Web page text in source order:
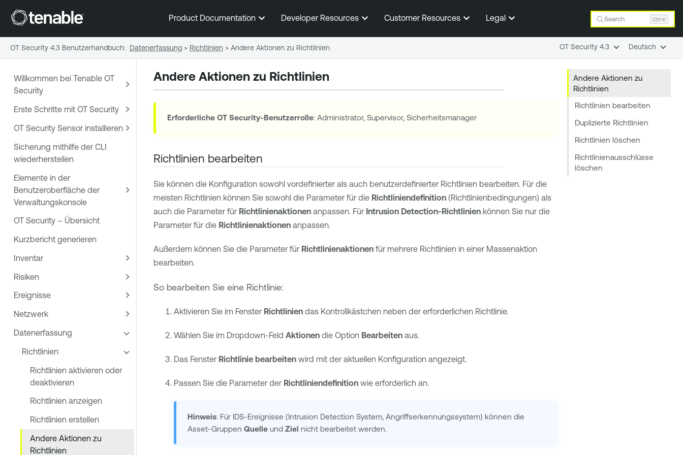
Zum Hauptinhalt springen
Product Documentation Developer Resources Customer Resources Legal Search Ctrl K
Willkommen bei Tenable OT
Security
Erste Schritte mit OT Security
OT Security Sensor installieren
Sicherung mithilfe der CLI
wiederherstellen
Elemente in der
Benutzeroberfläche der
Verwaltungskonsole
OT Security – Übersicht
Kurzbericht generieren
Inventar
Risiken
Ereignisse
Netzwerk
Datenerfassung
Richtlinien
Richtlinien aktivieren oder
deaktivieren
Richtlinien anzeigen
Richtlinien erstellen
Andere Aktionen zu
Richtlinien
Andere Aktionen zu
Richtlinien
Richtlinien bearbeiten
Duplizierte Richtlinien
Richtlinien löschen
Richtlinienausschlüsse
löschen
Andere Aktionen zu Richtlinien
ErforderlicheOT Security-Benutzerrolle: Administrator, Supervisor, Sicherheitsmanager
Richtlinien bearbeiten
Sie können die Konfiguration sowohl vordefinierter als auch benutzerdefinierter Richtlinien bearbeiten. Für die
meisten Richtlinien können Sie sowohl die Parameter für die Richtliniendefinition(Richtlinienbedingungen) als
auch die Parameter für Richtlinienaktionenanpassen. Für Intrusion Detection-Richtlinienkönnen Sie nur die
Parameter für die Richtlinienaktionenanpassen.
Außerdem können Sie die Parameter für Richtlinienaktionenfür mehrere Richtlinien in einer Massenaktion
bearbeiten.
So bearbeiten Sie eine Richtlinie:
Aktivieren Sie im Fenster Richtliniendas Kontrollkästchen neben der erforderlichen Richtlinie.
Wählen Sie im Dropdown-Feld Aktionendie Option Bearbeitenaus.
Das Fenster Richtlinie bearbeitenwird mit der aktuellen Konfiguration angezeigt.
Passen Sie die Parameter der Richtliniendefinitionwie erforderlich an.
Hinweis: Für IDS-Ereignisse (Intrusion Detection System, Angriffserkennungssystem) können die
Asset-GruppenQuelle undZiel nicht bearbeitet werden.
OT Security 4.3 Benutzerhandbuch: Datenerfassung > Richtlinien > Andere Aktionen zu Richtlinien OT Security 4.3 Deutsch